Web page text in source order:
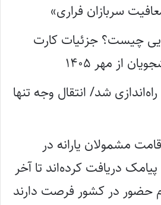
سربازان فراری»
چیست؟ جزئیات کارت
از مهر ۱۴۰۵
شد/ انتقال وجه تنها
مشمولان یارانه در
دریافت کرده‌اند تا آخر
حضور در کشور فرصت دارند